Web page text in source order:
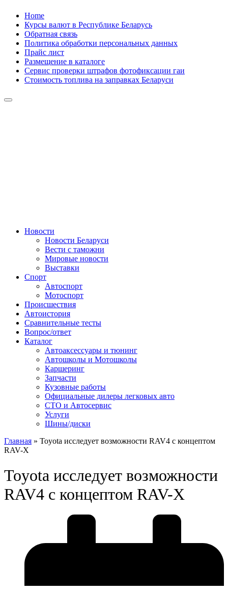
Skip
content
Home
Курсы валют в Республике Беларусь
Обратная связь
Политика обработки персональных данных
Прайс лист
Размещение в каталоге
Сервис проверки штрафов фотофиксации гаи
Стоимость топлива на заправках Беларуси
Сайт про автомобили
Новости
Новости Беларуси
Вести с таможни
Мировые новости
Выставки
Спорт
Автоспорт
Мотоспорт
Происшествия
Автоистория
Сравнительные тесты
Вопрос/ответ
Каталог
Автоакcессуары и тюнинг
Автошколы и Мотошколы
Каршеринг
Запчасти
Кузовные работы
Официальные дилеры легковых авто
СТО и Автосервис
Услуги
Шины/диски
Главная » Toyota исследует возможности RAV4 с концептом
RAV-X
Toyota исследует возможности
RAV4 с концептом RAV-X